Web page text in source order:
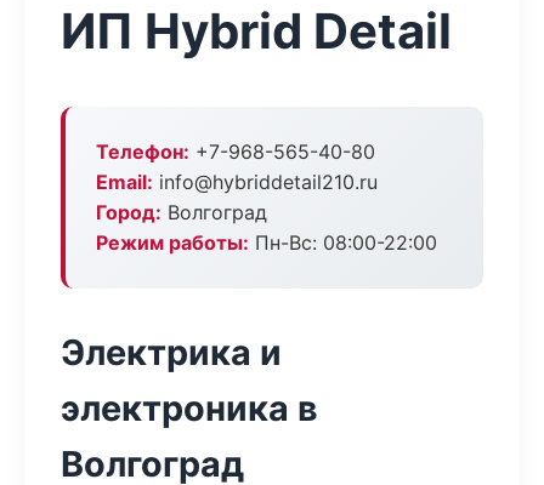
ИП Hybrid Detail
Телефон: +7-968-565-40-80
Email: info@hybriddetail210.ru
Город: Волгоград
Режим работы: Пн-Вс: 08:00-22:00
Электрика и
электроника в
Волгоград